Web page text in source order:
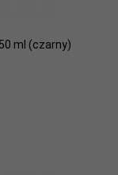
ml (czarny)